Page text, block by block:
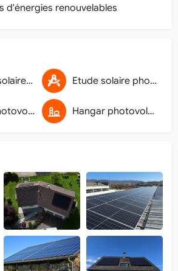
d'énergies renouvelables
Panneaux solaires photovoltaïques Etude solaire photovoltaïque
Carport photovoltaïque Hangar photovoltaïque agricole